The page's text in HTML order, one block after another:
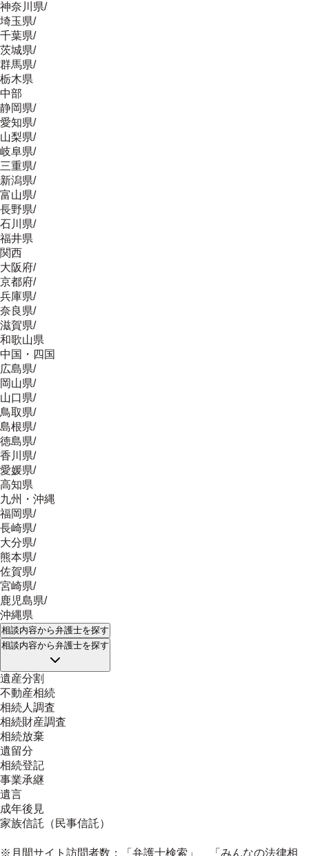
神奈川県/
埼玉県/
千葉県/
茨城県/
群馬県/
栃木県
中部
静岡県/
愛知県/
山梨県/
岐阜県/
三重県/
新潟県/
富山県/
長野県/
石川県/
福井県
関西
大阪府/
京都府/
兵庫県/
奈良県/
滋賀県/
和歌山県
中国・四国
広島県/
岡山県/
山口県/
鳥取県/
島根県/
徳島県/
香川県/
愛媛県/
高知県
九州・沖縄
福岡県/
長崎県/
大分県/
熊本県/
佐賀県/
宮崎県/
鹿児島県/
沖縄県
相談内容から弁護士を探す
相談内容から弁護士を探す
遺産分割
不動産相続
相続人調査
相続財産調査
相続放棄
遺留分
相続登記
事業承継
遺言
成年後見
家族信託（民事信託）
※月間サイト訪問者数：「弁護士検索」、「みんなの法律相